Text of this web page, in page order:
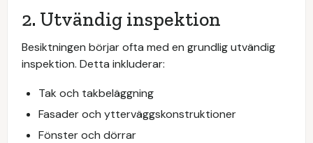
2. Utvändig inspektion
Besiktningen börjar ofta med en grundlig utvändig
inspektion. Detta inkluderar:
Tak och takbeläggning
Fasader och ytterväggskonstruktioner
Fönster och dörrar